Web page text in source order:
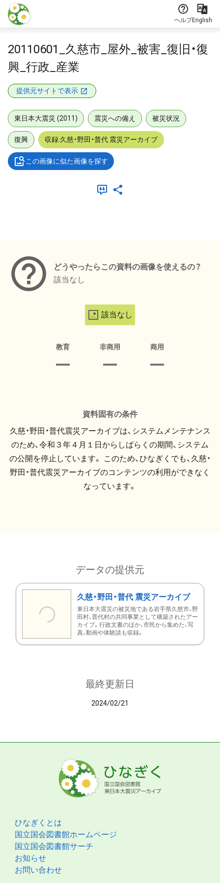
本文に飛ぶ
ヘルプEnglish
20110601_久慈市_屋外_被害_復旧・復
興_行政_産業
提供元サイトで表示
東日本大震災 (2011) 震災への備え 被災状況
復興 収録:久慈・野田・普代 震災アーカイブ
この画像に似た画像を探す
どうやったらこの資料の画像を使えるの？
該当なし
該当なし
教育 非商用 商用
資料固有の条件
久慈・野田・普代震災アーカイブは、システムメンテナンス
のため、令和３年４月１日からしばらくの期間、システム
の公開を停止しています。 このため、ひなぎくでも、久慈・
野田・普代震災アーカイブのコンテンツの利用ができなく
なっています。
データの提供元
久慈・野田・普代 震災アーカイブ
東日本大震災の被災地である岩手県久慈市、野
田村、普代村の共同事業として構築されたアー
カイブ。行政文書のほか、市民から集めた、写
真、動画や体験談も収録。
最終更新日
2024/02/21
ひなぎくとは
国立国会図書館ホームページ
国立国会図書館サーチ
お知らせ
お問い合わせ